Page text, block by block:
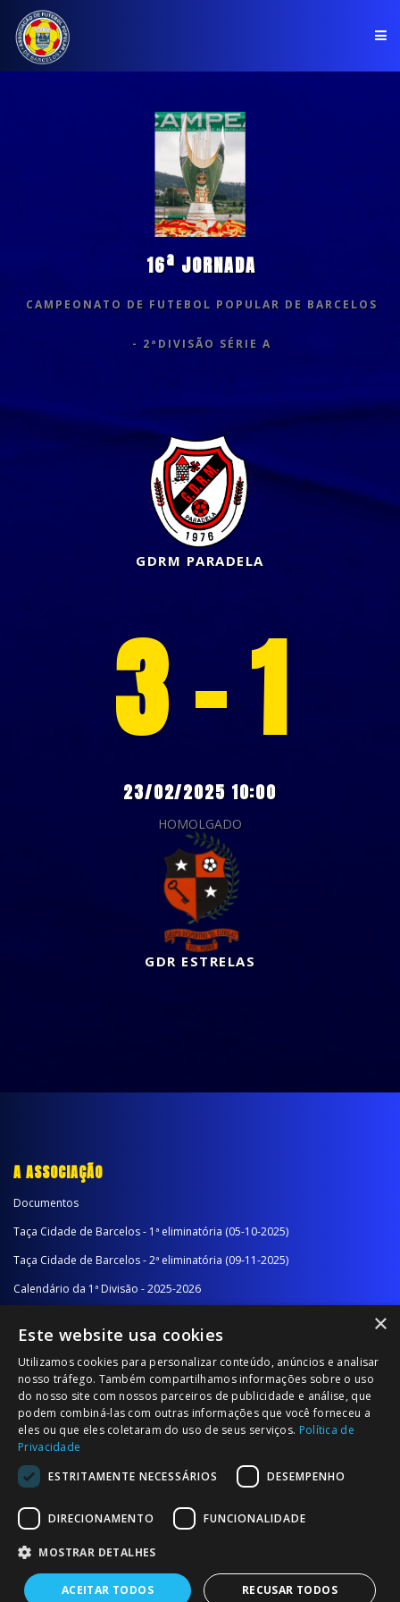
CLUBES
16ª JORNADA
CAMPEONATO DE FUTEBOL POPULAR DE BARCELOS
- 2ªDIVISÃO SÉRIE A
GDRM PARADELA
3 - 1
23/02/2025 10:00
HOMOLGADO
GDR ESTRELAS
A ASSOCIAÇÃO
Documentos
Taça Cidade de Barcelos - 1ª eliminatória (05-10-2025)
Taça Cidade de Barcelos - 2ª eliminatória (09-11-2025)
Calendário da 1ª Divisão - 2025-2026
Calendário da 2ª Divisão - Série B - 2025-2026
Calendário da Época
NOTÍCIAS/COMUNICADOS
Notícias
Comunicados
© 2026 Associação Futebol Popular Barcelos
×
Este website usa cookies
Utilizamos cookies para personalizar conteúdo, anúncios e analisar
nosso tráfego. Também compartilhamos informações sobre o uso
do nosso site com nossos parceiros de publicidade e análise, que
podem combiná-las com outras informações que você forneceu a
eles ou que eles coletaram do uso de seus serviços. Política de
Privacidade
ESTRITAMENTE NECESSÁRIOS
DESEMPENHO
DIRECIONAMENTO FUNCIONALIDADE
MOSTRAR DETALHES
ACEITAR TODOS RECUSAR TODOS